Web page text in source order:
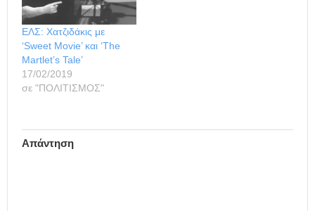
ΕΛΣ: Χατζιδάκις με
‘Sweet Movie’ και ‘The
Martlet’s Tale’
17/02/2019
σε "ΠΟΛΙΤΙΣΜΟΣ"
Απάντηση